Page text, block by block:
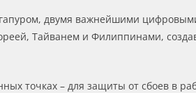
двумя важнейшими
Тайванем и Филиппинами,
точках – для защиты от сбоев в